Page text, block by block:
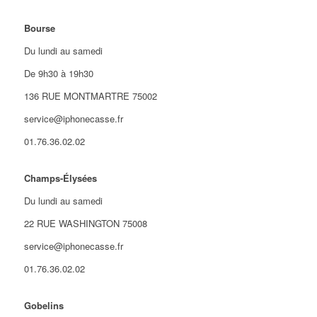
Bourse
Du lundi au samedi
De 9h30 à 19h30
136 RUE MONTMARTRE 75002
service@iphonecasse.fr
01.76.36.02.02
Champs-Élysées
Du lundi au samedi
22 RUE WASHINGTON 75008
service@iphonecasse.fr
01.76.36.02.02
Gobelins